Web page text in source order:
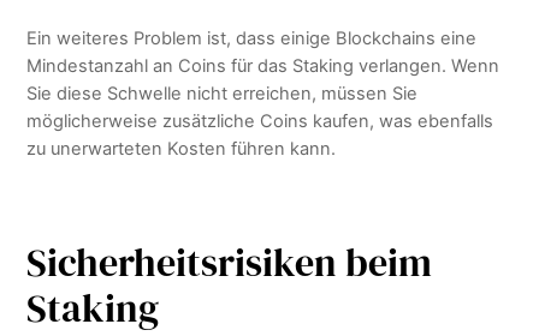
Ein weiteres Problem ist, dass einige Blockchains eine
Mindestanzahl an Coins für das Staking verlangen. Wenn
Sie diese Schwelle nicht erreichen, müssen Sie
möglicherweise zusätzliche Coins kaufen, was ebenfalls
zu unerwarteten Kosten führen kann.
Sicherheitsrisiken beim
Staking